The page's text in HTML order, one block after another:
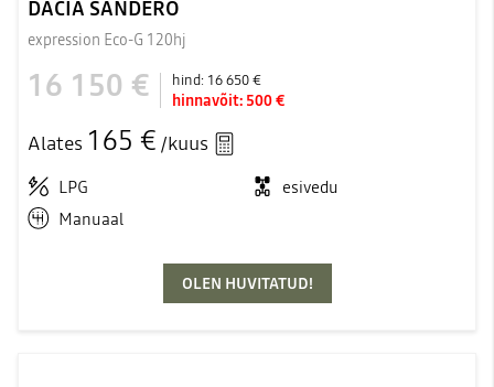
DACIA SANDERO
expression Eco-G 120hj
16 150 € hind: 16 650 €
hinnavõit: 500 €
Alates 165 € /kuus
LPG
esivedu
Manuaal
OLEN HUVITATUD!